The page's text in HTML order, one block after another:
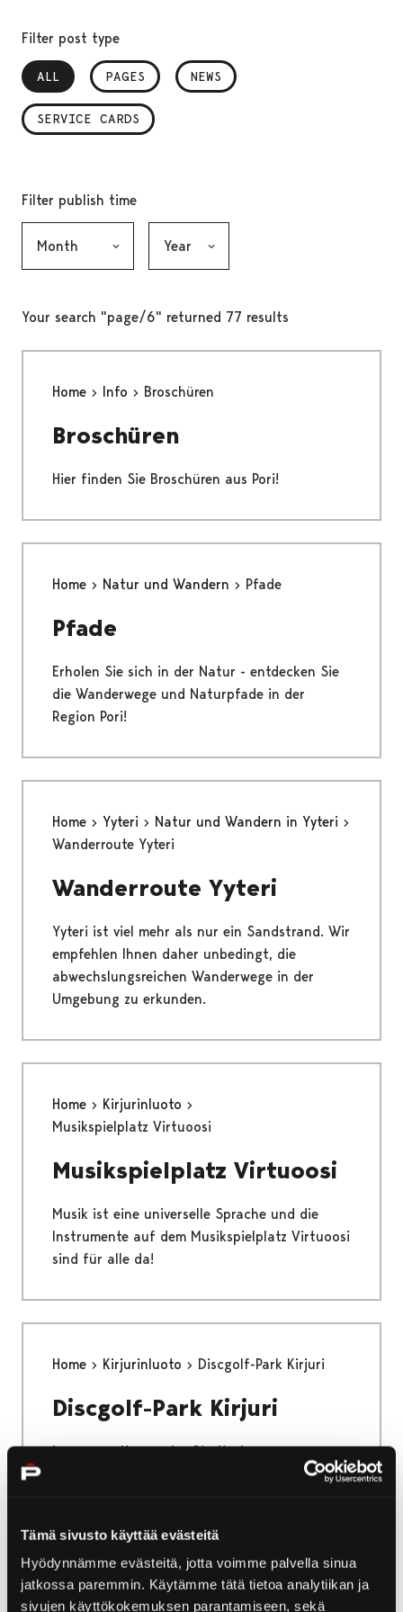
Tämä sivusto käyttää evästeitä
Hyödynnämme evästeitä, jotta voimme palvella sinua
jatkossa paremmin. Käytämme tätä tietoa analytiikan ja
sivujen käyttökokemuksen parantamiseen, sekä
Filter post type
ALL
, SELECTEDPAGES NEWS
SERVICE CARDS
Filter publish time
Your search "page/6" returned 77 results
Home Info Broschüren
Broschüren
Hier finden Sie Broschüren aus Pori!
Home Natur und Wandern Pfade
Pfade
Erholen Sie sich in der Natur - entdecken Sie
die Wanderwege und Naturpfade in der
Region Pori!
Home Yyteri
Natur und Wandern in Yyteri
Wanderroute Yyteri
Wanderroute Yyteri
Yyteri ist viel mehr als nur ein Sandstrand. Wir
empfehlen Ihnen daher unbedingt, die
abwechslungsreichen Wanderwege in der
Umgebung zu erkunden.
Home
Kirjurinluoto
Musikspielplatz Virtuoosi
Musikspielplatz Virtuoosi
Musik ist eine universelle Sprache und die
Instrumente auf dem Musikspielplatz Virtuoosi
sind für alle da!
Home Kirjurinluoto Discgolf-Park Kirjuri
Discgolf-Park Kirjuri
Im grünen Herzen der Stadt, der
Parklandschaft von Kirjurinluoto, kann auch
Home Kirjurinluoto Pfade und Routen